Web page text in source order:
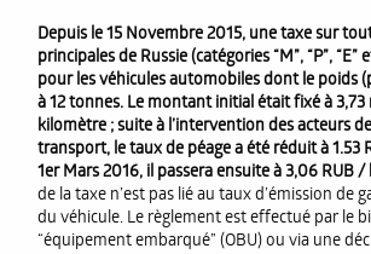
Depuis le 15 Novembre 2015, une taxe sur
principales de Russie (catégories “M”, “P”, “E”
pour les véhicules automobiles dont le poids
à 12 tonnes. Le montant initial était fixé à 3,73
kilomètre ; suite à l’intervention des acteurs
transport, le taux de péage a été réduit à 1.53
1er Mars 2016, il passera ensuite à 3,06 RUB /
de la taxe n’est pas lié au taux d’émission de
du véhicule. Le règlement est effectué par le
“équipement embarqué” (OBU) ou via une